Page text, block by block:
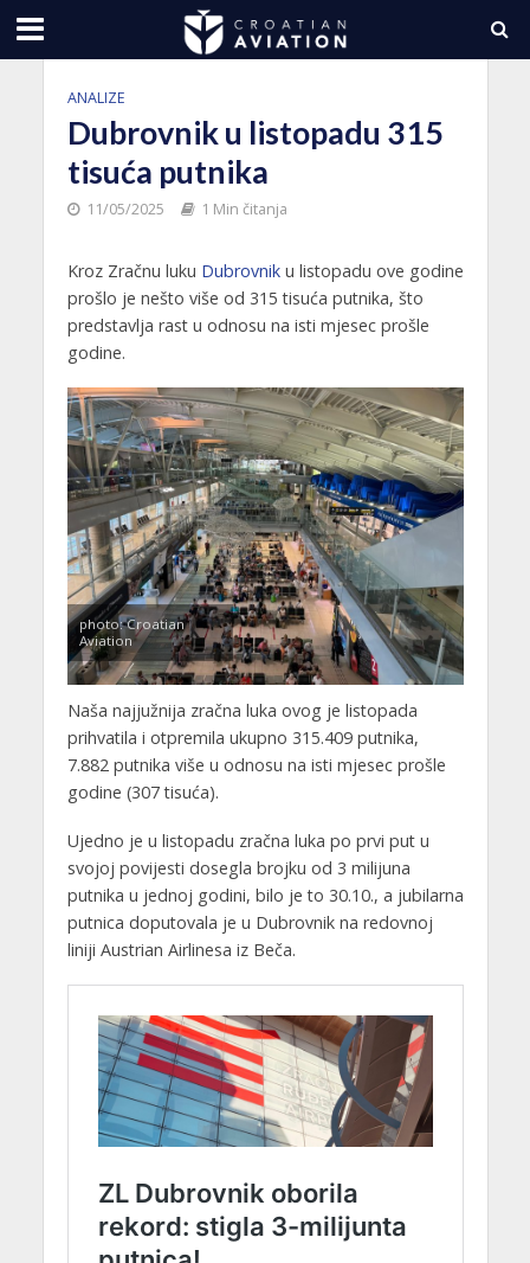
ANALIZE
Dubrovnik u listopadu 315
tisuća putnika
11/05/2025 1 Min čitanja
Kroz Zračnu luku Dubrovnik u listopadu ove godine
prošlo je nešto više od 315 tisuća putnika, što
predstavlja rast u odnosu na isti mjesec prošle
godine.
photo: Croatian
Aviation
Naša najjužnija zračna luka ovog je listopada
prihvatila i otpremila ukupno 315.409 putnika,
7.882 putnika više u odnosu na isti mjesec prošle
godine (307 tisuća).
Ujedno je u listopadu zračna luka po prvi put u
svojoj povijesti dosegla brojku od 3 milijuna
putnika u jednoj godini, bilo je to 30.10., a jubilarna
putnica doputovala je u Dubrovnik na redovnoj
liniji Austrian Airlinesa iz Beča.